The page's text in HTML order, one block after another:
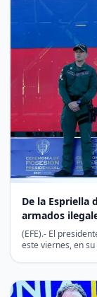
De la Espriella
armados
(EFE).- El
este viernes, en